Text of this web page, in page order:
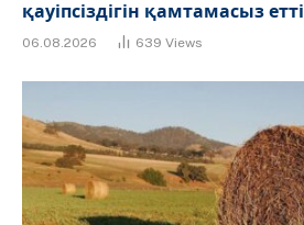
қауіпсіздігін қамтамасыз етті
06.08.2026 639 Views